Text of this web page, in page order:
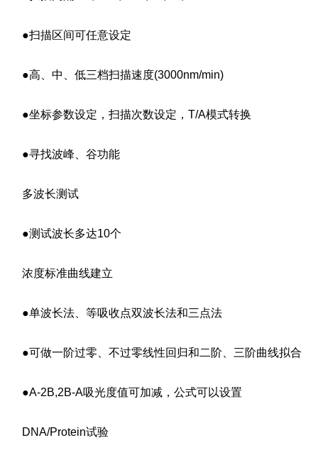
●扫描区间可任意设定
●高、中、低三档扫描速度(3000nm/min)
●坐标参数设定，扫描次数设定，T/A模式转换
●寻找波峰、谷功能
多波长测试
●测试波长多达10个
浓度标准曲线建立
●单波长法、等吸收点双波长法和三点法
●可做一阶过零、不过零线性回归和二阶、三阶曲线拟合
●A-2B,2B-A吸光度值可加减，公式可以设置
DNA/Protein试验